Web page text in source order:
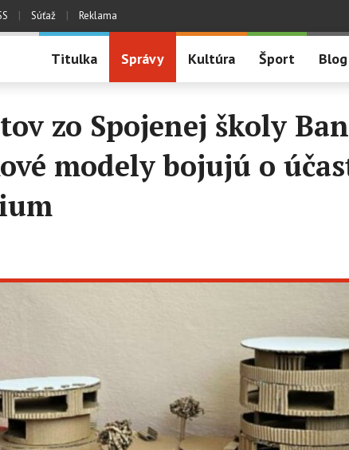
| Súťaž | Reklama
Titulka Správy Kultúra Šport Blog
zo Spojenej školy
modely bojujú o